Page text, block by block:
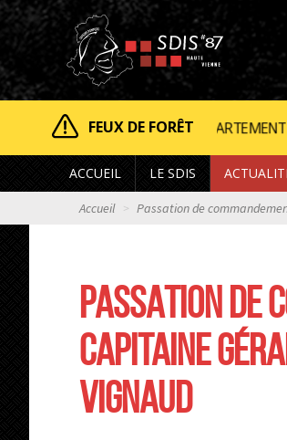
FEUX DE FORÊT
DE LA HAUTE-VIENNE EST
ACCUEIL LE SDIS
Accueil Passation de
PASSATION DE
CAPITAINE
VIGNAUD